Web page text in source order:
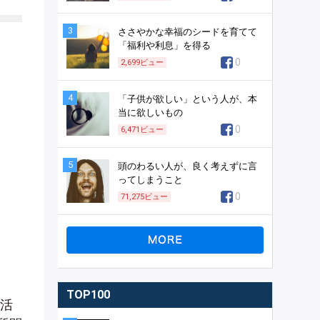
3
ささやかな幸福のシードを育てて
「福利や利息」を得る
2,699ビュー 0
4
「子供が欲しい」という人が、本
当に欲しいもの
6,471 ビュー 0
5
頭のわるい人が、良く考えずに言
ってしまうこと
71,275ビュー 0
TOP100